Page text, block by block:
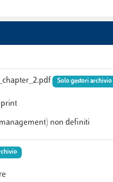
Solo gestori archivio
print
non definiti